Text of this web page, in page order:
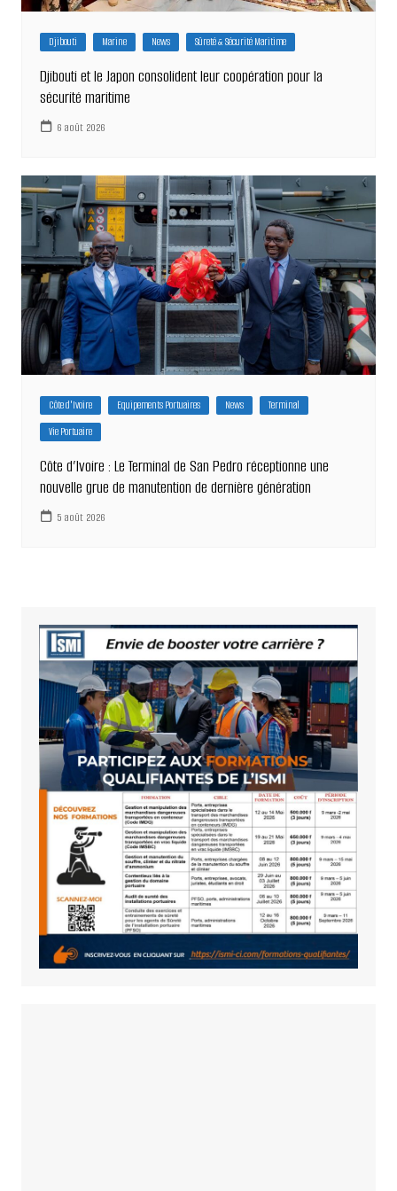
Djibouti Marine News Sûreté & Sécurité Maritime
Djibouti et le Japon consolident leur coopération pour la
sécurité maritime
6 août 2026
Côte d'Ivoire Equipements Portuaires News
Terminal
Vie Portuaire
Côte d’Ivoire : Le Terminal de San Pedro réceptionne une
nouvelle grue de manutention de dernière génération
5 août 2026